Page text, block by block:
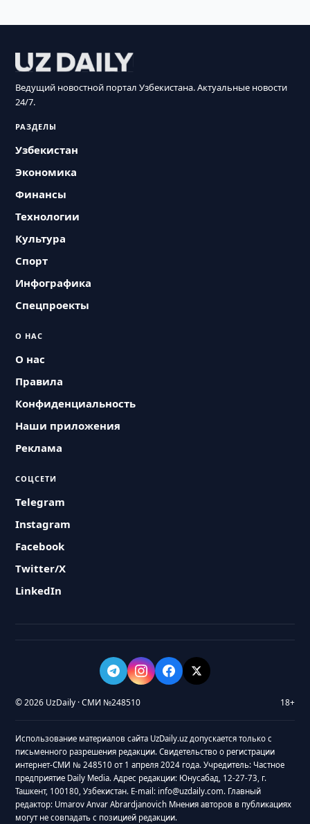
Ведущий новостной портал Узбекистана. Актуальные новости
24/7.
РАЗДЕЛЫ
Узбекистан
Экономика
Финансы
Технологии
Культура
Спорт
Инфографика
Спецпроекты
О НАС
О нас
Правила
Конфиденциальность
Наши приложения
Реклама
СОЦСЕТИ
Telegram
Instagram
Facebook
Twitter/X
LinkedIn
© 2026 UzDaily · СМИ №248510 18+
Использование материалов сайта UzDaily.uz допускается только с
письменного разрешения редакции. Свидетельство о регистрации
интернет-СМИ № 248510 от 1 апреля 2024 года. Учредитель: Частное
предприятие Daily Media. Адрес редакции: Юнусабад, 12-27-73, г.
Ташкент, 100180, Узбекистан. E-mail: info@uzdaily.com. Главный
редактор: Umarov Anvar Abrardjanovich Мнения авторов в публикациях
могут не совпадать с позицией редакции.